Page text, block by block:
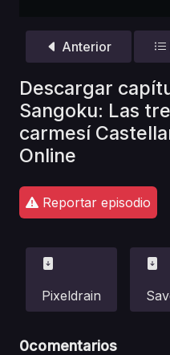
Anterior
Descargar
Sangoku: Las
carmesí
Online
Reportar episodio
Pixeldrain
0comentarios